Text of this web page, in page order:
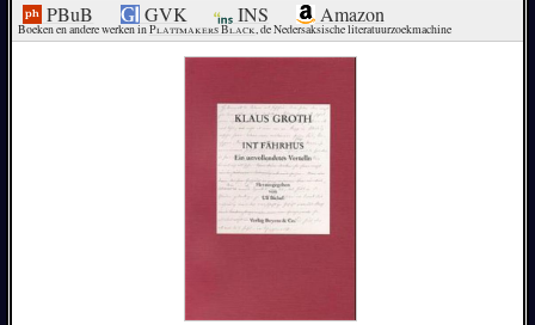
PBuB GVK INS Amazon
Boeken en andere werken in Plattmakers Black, de Nedersaksische literatuurzoekmachine